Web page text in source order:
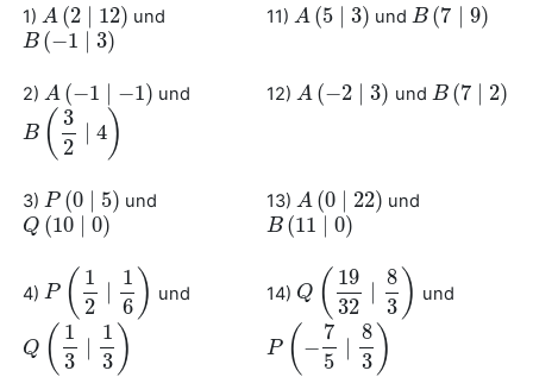
1) A (2 ∣ 12)
A( 2∣12 ) und
B (−1 ∣ 3)
B( −1∣3
11) A (5 ∣ 3)
A( 5∣3 undB (7 ∣ 9)
B( 7∣9
2) A (−1 ∣ −1)
A( −1∣− und
B ( 3
2
∣ 4 )
B( 3 ∣4
12) A (−2 ∣ 3)
A( −2∣3 und B (7 ∣ 2)
B( 7∣2
3) P (0 ∣ 5)
P( 0∣5 und
Q (10 ∣ 0)
Q( 10∣0
13) A (0 ∣ 22)
A( 0∣22) und
B (11 ∣ 0)
B( 11∣0
4) P ( 1
2
∣
1
6 )
P( 12 ∣1 und
Q ( 1
3
∣
1
3 )
Q( 13 ∣1
14) Q ( 19
32
∣
8
3 )
Q( 19 32∣ 3) und
P ( −
7
5
∣
8
3 )
P( − 5∣83